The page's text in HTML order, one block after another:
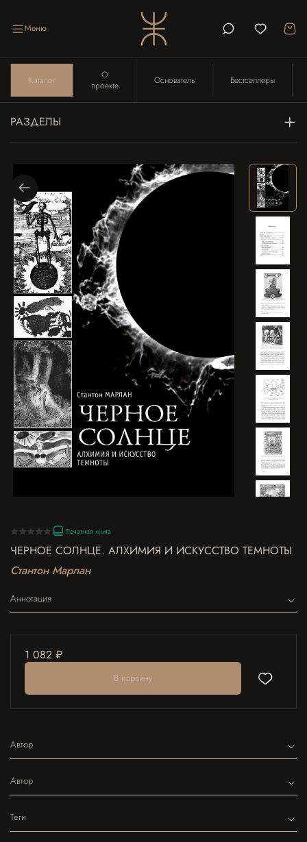
Меню
Каталог
О
проекте
Основатель Бестселлеры
РАЗДЕЛЫ
Печатная книга
ЧЕРНОЕ СОЛНЦЕ. АЛХИМИЯ И ИСКУССТВО ТЕМНОТЫ
Стантон Марлан
Аннотация
1 082 ₽
В корзину
Автор
Автор
Теги